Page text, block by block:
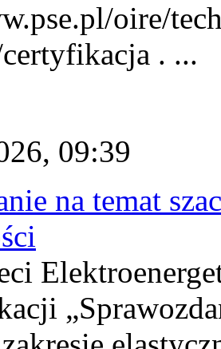
oire/
. ...
09:39
na temat